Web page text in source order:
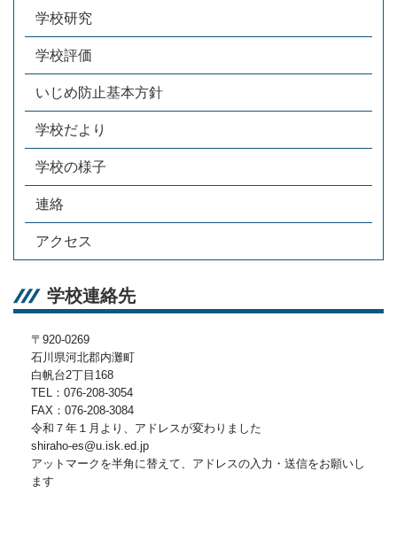
学校研究
学校評価
いじめ防止基本方針
学校だより
学校の様子
連絡
アクセス
学校連絡先
〒920-0269
石川県河北郡内灘町
白帆台2丁目168
TEL：076-208-3054
FAX：076-208-3084
令和７年１月より、アドレスが変わりました
shiraho-es@u.isk.ed.jp
アットマークを半角に替えて、アドレスの入力・送信をお願いし
ます